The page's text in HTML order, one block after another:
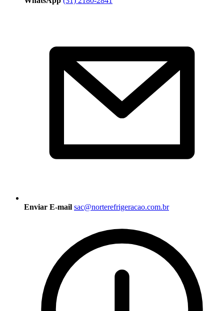
Enviar E-mail sac@norterefrigeracao.com.br